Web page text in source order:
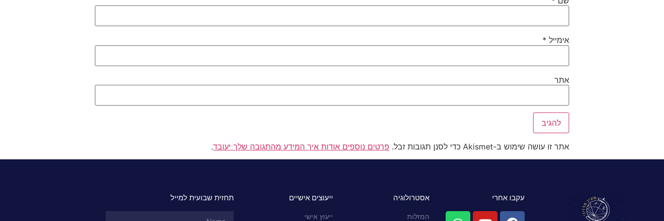
אימייל *
אתר
אתר זו עושה שימוש ב-Akismet כדי לסנן תגובות זבל. פרטים נוספים אודות איך המידע מהתגובה שלך יעובד.
עקבו אחרי אסטרולוגיה
המזלות
ייעוצים אישיים
ייעוץ אישי
תחזית שבועית למייל